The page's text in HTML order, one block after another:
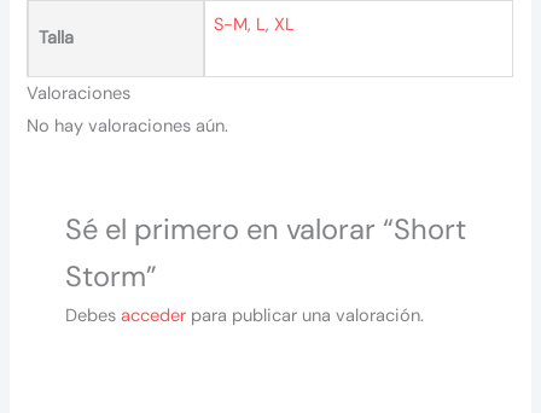
Talla
S-M, L, XL
Valoraciones
No hay valoraciones aún.
Sé el primero en valorar “Short
Storm”
Debes accederpara publicar una valoración.